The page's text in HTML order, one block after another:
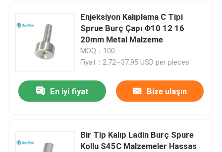
Hakkımızda
Enjeksiyon Kalıplama C Tipi
Sprue Burç Çapı Φ10 12 16
20mm Metal Malzeme
MOQ：100
Fiyat：2.72~37.95 USD per pieces
En iyi fiyat Bize ulaşın
Bir Tip Kalıp Ladin Burç Spure
Kollu S45C Malzemeler Hassas